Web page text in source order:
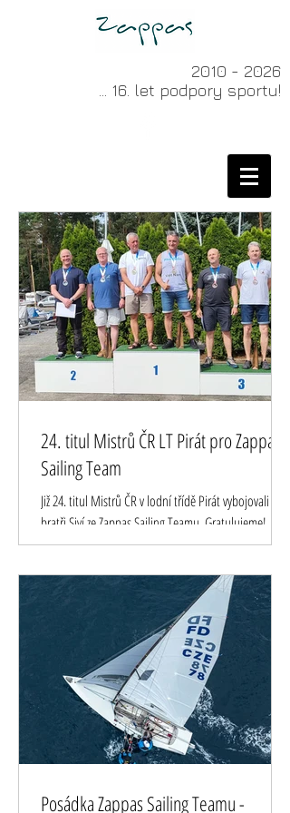
2010 - 2026
... 16. let podpory sportu!
24. titul Mistrů ČR LT Pirát pro Zappas
Sailing Team
Již 24. titul Mistrů ČR v lodní třídě Pirát vybojovali
bratři Siví ze Zappas Sailing Teamu. Gratulujeme!
Kompletní výsledky - zde
Posádka Zappas Sailing Teamu -